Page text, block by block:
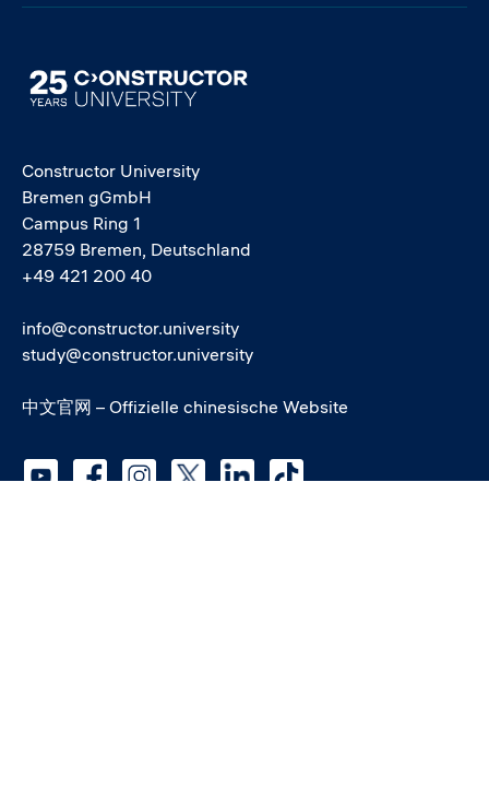
Image
Constructor University
Bremen gGmbH
Campus Ring 1
28759 Bremen, Deutschland
+49 421 200 40
info@constructor.university
study@constructor.university
中文官网 – Offizielle chinesische Website
Social media